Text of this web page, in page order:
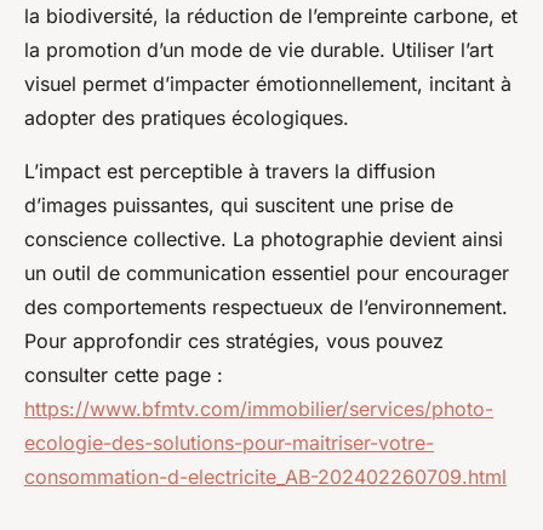
la biodiversité, la réduction de l’empreinte carbone, et
la promotion d’un mode de vie durable. Utiliser l’art
visuel permet d’impacter émotionnellement, incitant à
adopter des pratiques écologiques.
L’impact est perceptible à travers la diffusion
d’images puissantes, qui suscitent une prise de
conscience collective. La photographie devient ainsi
un outil de communication essentiel pour encourager
des comportements respectueux de l’environnement.
Pour approfondir ces stratégies, vous pouvez
consulter cette page :
https://www.bfmtv.com/immobilier/services/photo-
ecologie-des-solutions-pour-maitriser-votre-
consommation-d-electricite_AB-202402260709.html